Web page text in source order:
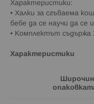
Характеристики:
• Халки за сгъваема
бебе да се научи да се
• Комплектът съдържа
Характеристики